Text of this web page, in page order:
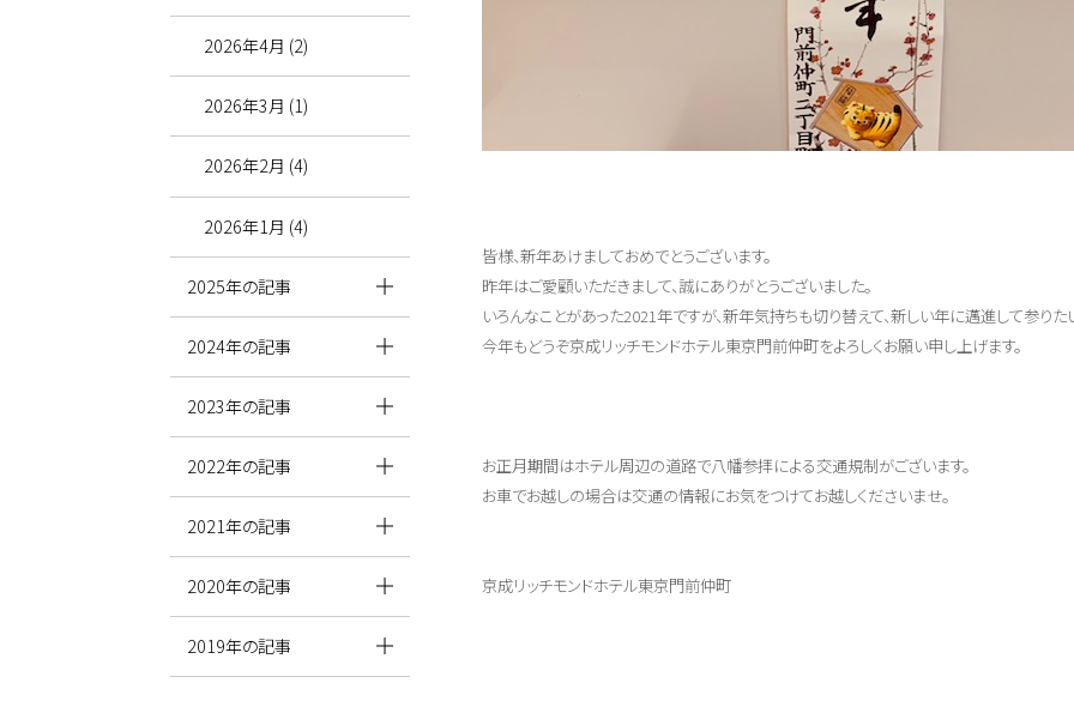
皆様、新年あけましておめでとうございます。
昨年はご愛顧いただきまして、誠にありがとうございました。
いろんなことがあった2021年ですが、新年気持ちも切り替えて、新しい年に邁進して参りた
今年もどうぞ京成リッチモンドホテル東京門前仲町をよろしくお願い申し上げます。
お正月期間はホテル周辺の道路で八幡参拝による交通規制がございます。
お車でお越しの場合は交通の情報にお気をつけてお越しくださいませ。
京成リッチモンドホテル東京門前仲町
2026年4月 (2)
2026年3月 (1)
2026年2月 (4)
2026年1月 (4)
2025年の記事
2024年の記事
2023年の記事
2022年の記事
2021年の記事
2020年の記事
2019年の記事